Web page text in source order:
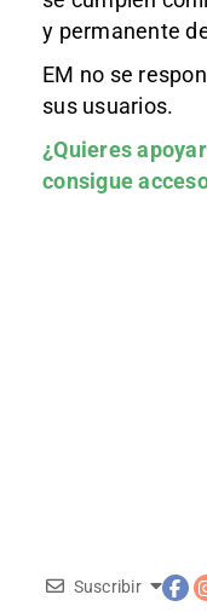
y permanente
EM no se
sus usuarios.
¿Quieres
consigue
Suscribir